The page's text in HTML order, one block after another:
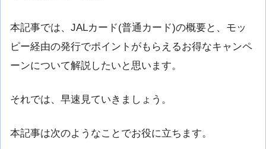
本記事では、JALカード(普通カード)の概要と、モッ
ピー経由の発行でポイントがもらえるお得なキャンペ
ーンについて解説したいと思います。
それでは、早速見ていきましょう。
本記事は次のようなことでお役に立ちます。